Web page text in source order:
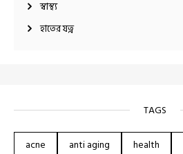
স্বাস্থ্য
হাতের যত্ন
TAGS
acne anti aging health